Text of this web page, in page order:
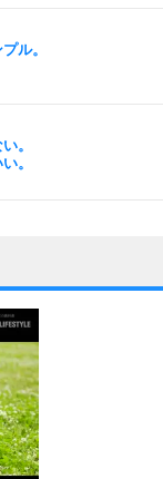
ル。
。
。
い。
、行動しないから。